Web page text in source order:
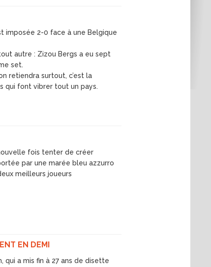
imposée 2-0 face à une Belgique
autre : Zizou Bergs a eu sept
set.
retiendra surtout, c’est la
qui font vibrer tout un pays.
fois tenter de créer
par une marée bleu azzurro
meilleurs joueurs
EN DEMI
qui a mis fin à 27 ans de disette